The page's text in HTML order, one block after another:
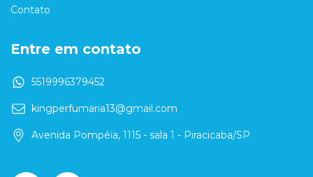
Contato
Entre em contato
5519996379452
kingperfumaria13@gmail.com
Avenida Pompéia, 1115 - sala 1 - Piracicaba/SP